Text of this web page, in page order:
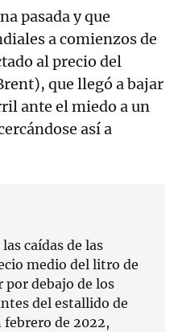
pasada y que
a comienzos de
al precio del
que llegó a bajar
ante el miedo a un
así a
las caídas de las
medio del litro de
por debajo de los
del estallido de
febrero de 2022,